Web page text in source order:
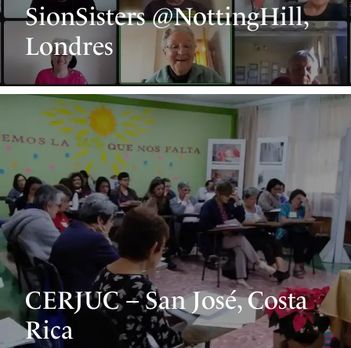
SionSisters @NottingHill,
Londres
CERJUC – San José, Costa
Rica